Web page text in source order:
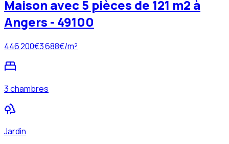
Maison avec 5 pièces de 121 m2 à
Angers - 49100
446 200€3 688€/m²
3 chambres
Jardin